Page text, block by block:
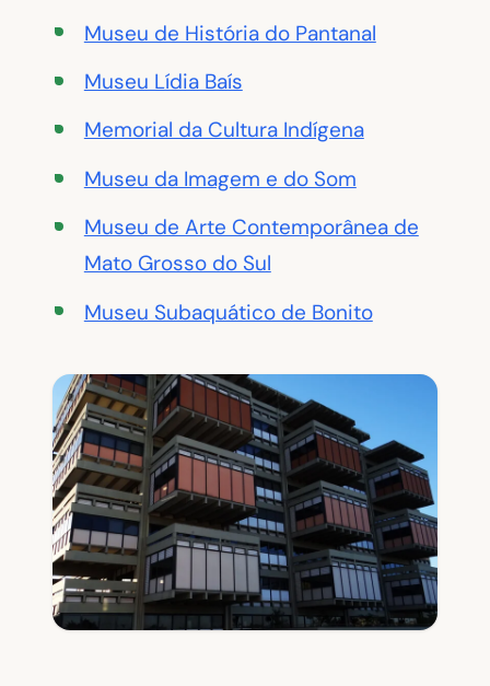
Museu de História do Pantanal
Museu Lídia Baís
Memorial da Cultura Indígena
Museu da Imagem e do Som
Museu de Arte Contemporânea de
Mato Grosso do Sul
Museu Subaquático de Bonito